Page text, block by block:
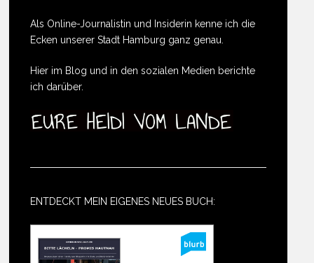
Als Online-Journalistin und Insiderin kenne ich die
Ecken unserer Stadt Hamburg ganz genau.
Hier im Blog und in den sozialen Medien berichte
ich darüber.
ENTDECKT MEIN EIGENES NEUES BUCH: